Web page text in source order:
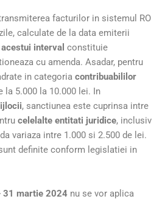
facturilor in sistemul RO
calculate de la data emiterii
interval constituie
cu amenda. Asadar, pentru
in categoria contribuabililor
la 5.000 la 10.000 lei. In
, sanctiunea este cuprinsa intre
celelalte entitati juridice, inclusiv
variaza intre 1.000 si 2.500 de lei.
definite conform legislatiei in
31 martie 2024 nu se vor aplica